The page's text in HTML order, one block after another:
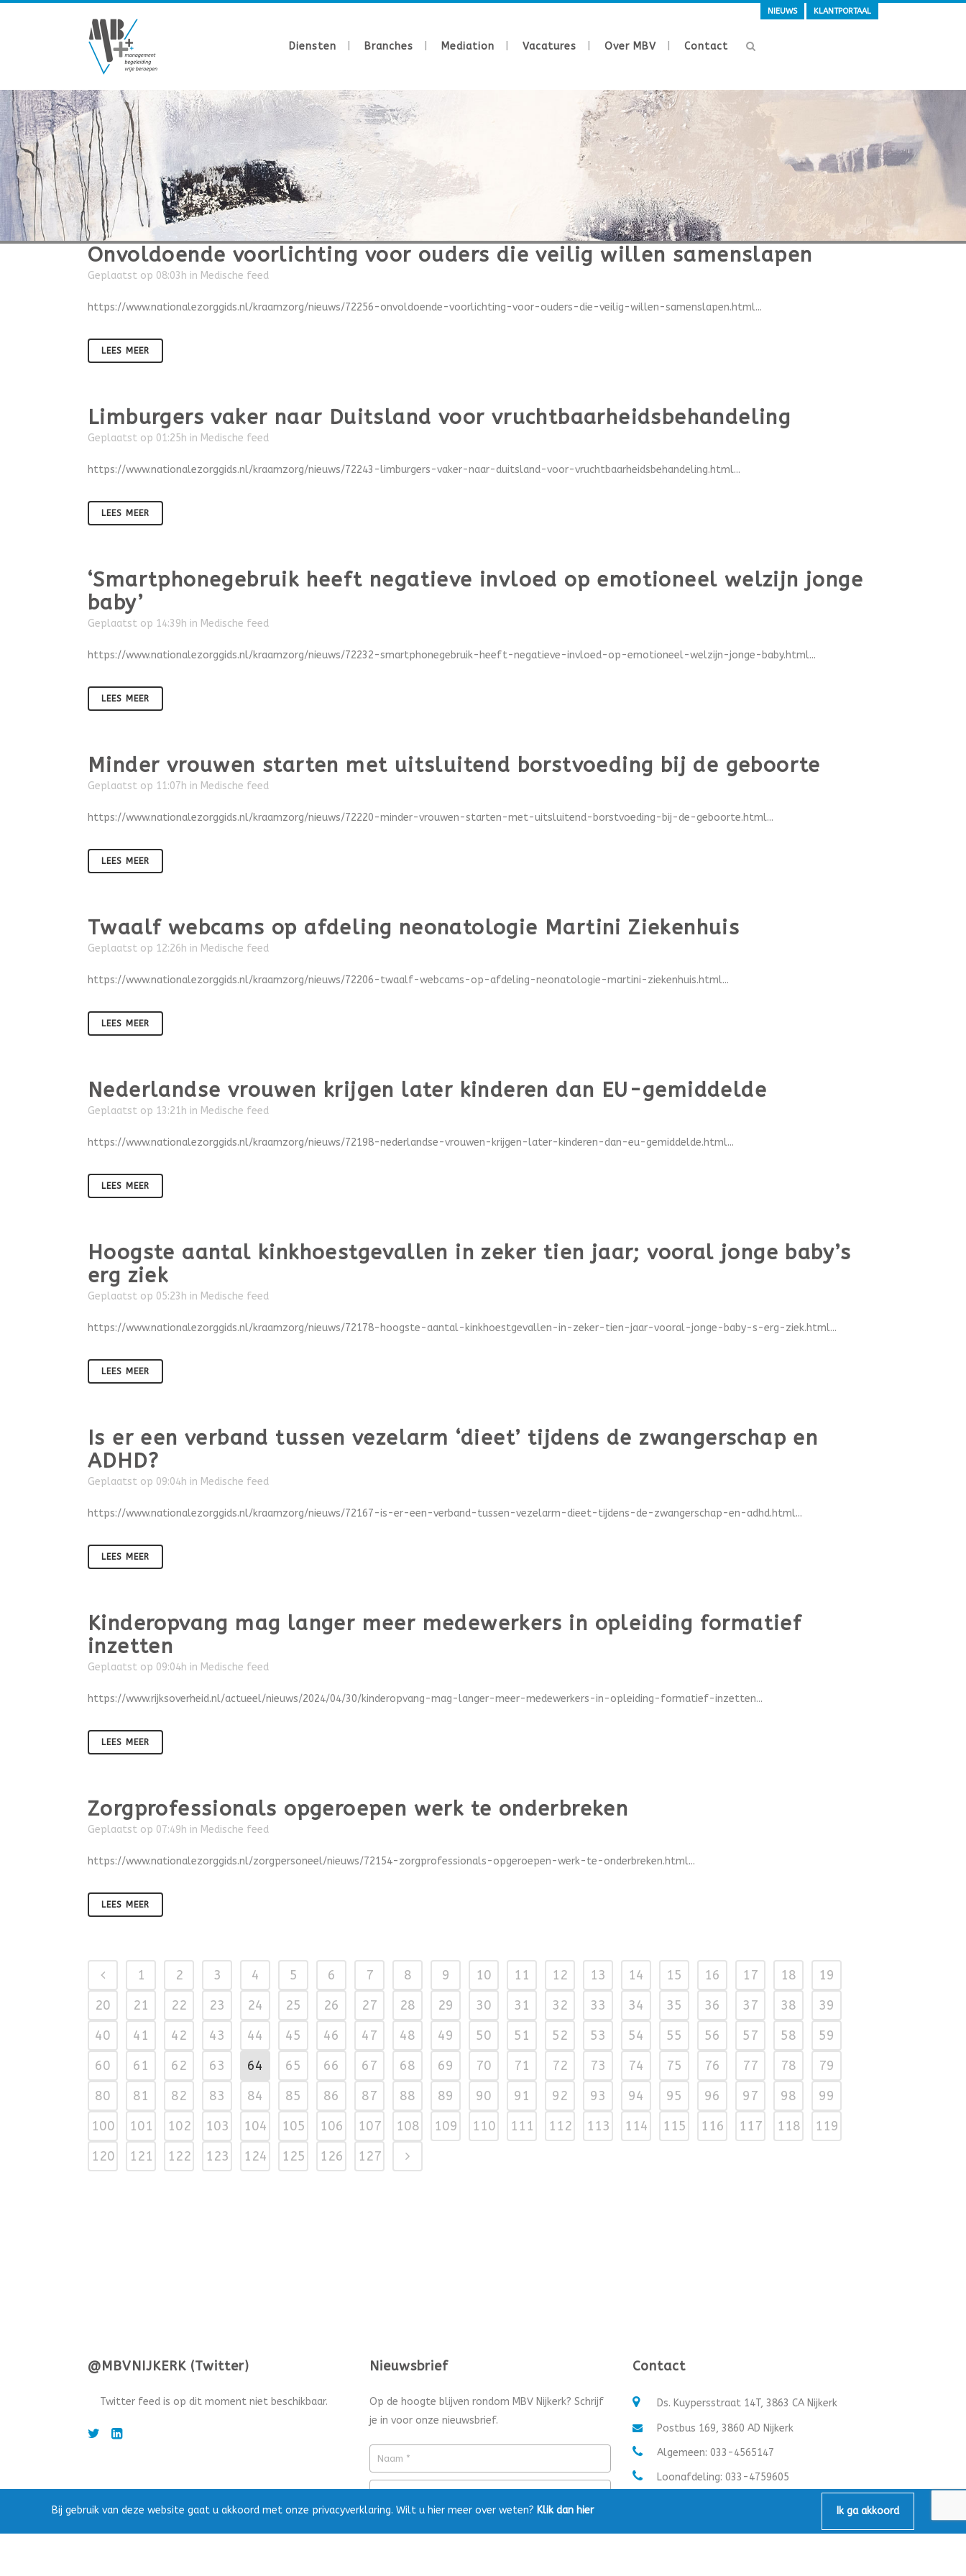
Bij gebruik van deze website gaat u akkoord met onze privacyverklaring. Wilt u hier meer over weten? Klik dan hier Ik ga akkoord
NIEUWS KLANTPORTAAL
Diensten Branches Mediation Vacatures Over MBV Contact
Onvoldoende voorlichting voor ouders die veilig willen samenslapen
Geplaatst op 08:03h in Medische feed
https://www.nationalezorggids.nl/kraamzorg/nieuws/72256-onvoldoende-voorlichting-voor-ouders-die-veilig-willen-samenslapen.html...
LEES MEER
Limburgers vaker naar Duitsland voor vruchtbaarheidsbehandeling
Geplaatst op 01:25h in Medische feed
https://www.nationalezorggids.nl/kraamzorg/nieuws/72243-limburgers-vaker-naar-duitsland-voor-vruchtbaarheidsbehandeling.html...
LEES MEER
‘Smartphonegebruik heeft negatieve invloed op emotioneel welzijn jonge
baby’
Geplaatst op 14:39h in Medische feed
https://www.nationalezorggids.nl/kraamzorg/nieuws/72232-smartphonegebruik-heeft-negatieve-invloed-op-emotioneel-welzijn-jonge-baby.html...
LEES MEER
Minder vrouwen starten met uitsluitend borstvoeding bij de geboorte
Geplaatst op 11:07h in Medische feed
https://www.nationalezorggids.nl/kraamzorg/nieuws/72220-minder-vrouwen-starten-met-uitsluitend-borstvoeding-bij-de-geboorte.html...
LEES MEER
Twaalf webcams op afdeling neonatologie Martini Ziekenhuis
Geplaatst op 12:26h in Medische feed
https://www.nationalezorggids.nl/kraamzorg/nieuws/72206-twaalf-webcams-op-afdeling-neonatologie-martini-ziekenhuis.html...
LEES MEER
Nederlandse vrouwen krijgen later kinderen dan EU-gemiddelde
Geplaatst op 13:21h in Medische feed
https://www.nationalezorggids.nl/kraamzorg/nieuws/72198-nederlandse-vrouwen-krijgen-later-kinderen-dan-eu-gemiddelde.html...
LEES MEER
Hoogste aantal kinkhoestgevallen in zeker tien jaar; vooral jonge baby’s
erg ziek
Geplaatst op 05:23h in Medische feed
https://www.nationalezorggids.nl/kraamzorg/nieuws/72178-hoogste-aantal-kinkhoestgevallen-in-zeker-tien-jaar-vooral-jonge-baby-s-erg-ziek.html...
LEES MEER
Is er een verband tussen vezelarm ‘dieet’ tijdens de zwangerschap en
ADHD?
Geplaatst op 09:04h in Medische feed
https://www.nationalezorggids.nl/kraamzorg/nieuws/72167-is-er-een-verband-tussen-vezelarm-dieet-tijdens-de-zwangerschap-en-adhd.html...
LEES MEER
Kinderopvang mag langer meer medewerkers in opleiding formatief
inzetten
Geplaatst op 09:04h in Medische feed
https://www.rijksoverheid.nl/actueel/nieuws/2024/04/30/kinderopvang-mag-langer-meer-medewerkers-in-opleiding-formatief-inzetten...
LEES MEER
Zorgprofessionals opgeroepen werk te onderbreken
Geplaatst op 07:49h in Medische feed
https://www.nationalezorggids.nl/zorgpersoneel/nieuws/72154-zorgprofessionals-opgeroepen-werk-te-onderbreken.html...
LEES MEER
1 2 3 4 5 6 7 8 9 10 11 12 13 14 15 16 17 18
19
20
21 22 23 24 25 26 27 28 29 30 31 32 33 34 35 36 37 38
39
40
41 42 43 44 45 46 47 48 49 50 51 52 53 54 55 56 57 58
59
60
61 62 63 64 65 66 67 68 69 70 71 72 73 74 75 76 77 78
79
80
81 82 83 84 85 86 87 88 89 90 91 92 93 94 95 96 97 98
99
100
101 102 103 104 105 106 107 108 109 110 111 112 113 114 115 116 117 118
119
120
121 122 123 124 125 126 127
@MBVNIJKERK (Twitter)
Twitter feed is op dit moment niet beschikbaar.
Nieuwsbrief
Op de hoogte blijven rondom MBV Nijkerk? Schrijf
je in voor onze nieuwsbrief.
Contact
Ds. Kuypersstraat 14T, 3863 CA Nijkerk
Postbus 169, 3860 AD Nijkerk
Algemeen:033-4565147
Loonafdeling:033-4759605